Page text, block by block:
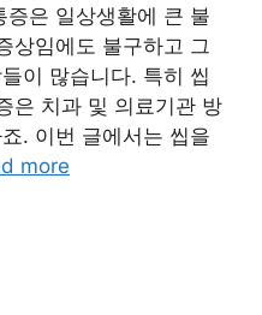
은 일상생활에 큰 불
상임에도 불구하고 그
이 많습니다. 특히 씹
은 치과 및 의료기관 방
. 이번 글에서는 씹을
more